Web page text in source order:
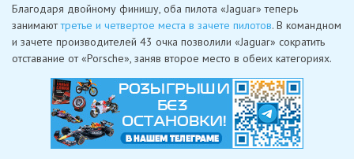
Благодаря двойному финишу, оба пилота «Jaguar» теперь
занимаюттретье и четвертое места в зачете пилотов. В командном
и зачете производителей 43 очка позволили «Jaguar» сократить
отставание от «Porsche», заняв второе место в обеих категориях.